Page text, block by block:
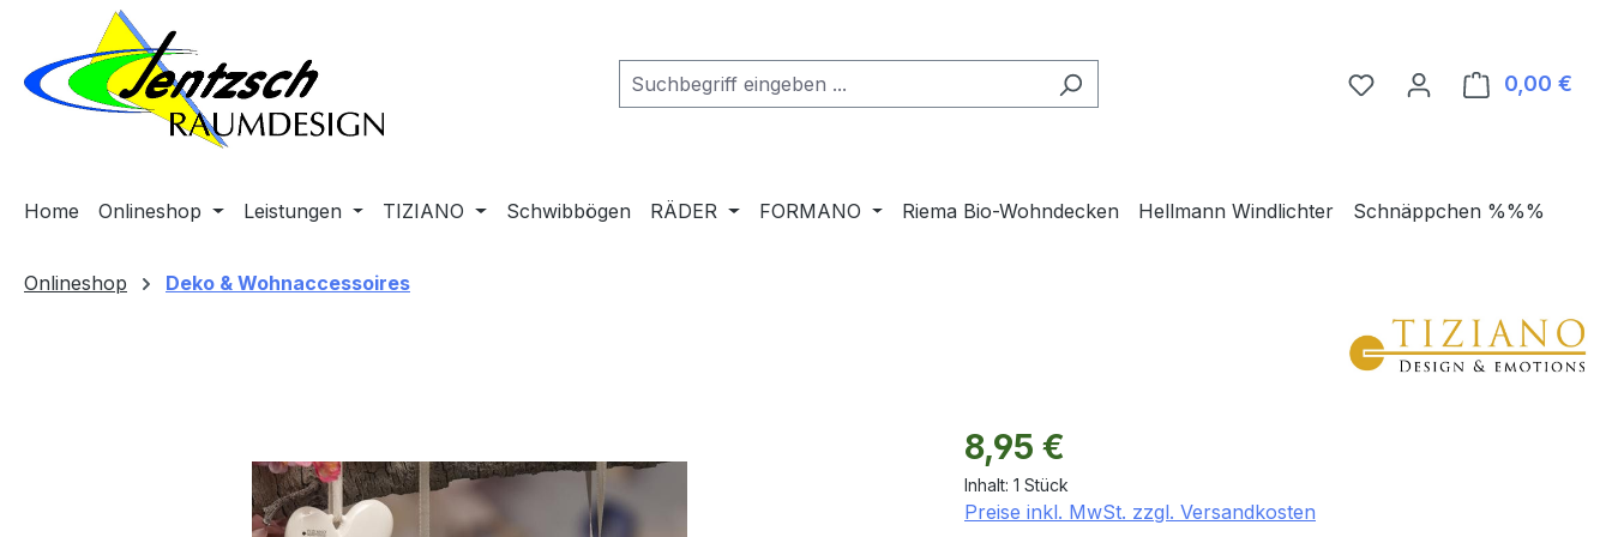
Hauptinhalt springen
Zur Suche springen
Zur Hauptnavigation springen
0,00 €
Home Onlineshop Leistungen TIZIANO Schwibbögen RÄDER FORMANO Riema Bio-Wohndecken Hellmann Windlichter Schnäppchen %%%
Onlineshop Deko & Wohnaccessoires
Regulärer Preis:
8,95 €
Inhalt: 1 Stück
Preise inkl. MwSt. zzgl. Versandkosten